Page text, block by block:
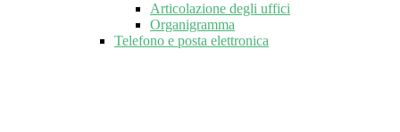
Articolazione degli uffici
Organigramma
Telefono e posta elettronica